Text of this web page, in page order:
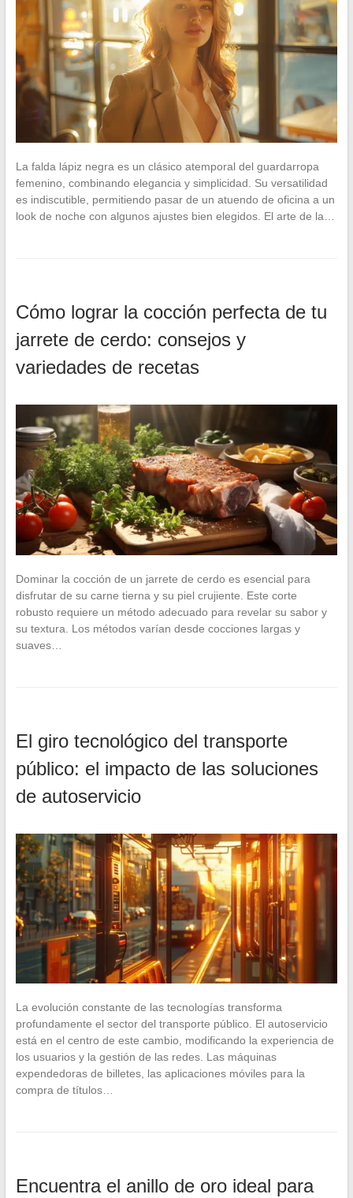
La falda lápiz negra es un clásico atemporal del guardarropa
femenino, combinando elegancia y simplicidad. Su versatilidad
es indiscutible, permitiendo pasar de un atuendo de oficina a un
look de noche con algunos ajustes bien elegidos. El arte de la…
Cómo lograr la cocción perfecta de tu
jarrete de cerdo: consejos y
variedades de recetas
Dominar la cocción de un jarrete de cerdo es esencial para
disfrutar de su carne tierna y su piel crujiente. Este corte
robusto requiere un método adecuado para revelar su sabor y
su textura. Los métodos varían desde cocciones largas y
suaves…
El giro tecnológico del transporte
público: el impacto de las soluciones
de autoservicio
La evolución constante de las tecnologías transforma
profundamente el sector del transporte público. El autoservicio
está en el centro de este cambio, modificando la experiencia de
los usuarios y la gestión de las redes. Las máquinas
expendedoras de billetes, las aplicaciones móviles para la
compra de títulos…
Encuentra el anillo de oro ideal para